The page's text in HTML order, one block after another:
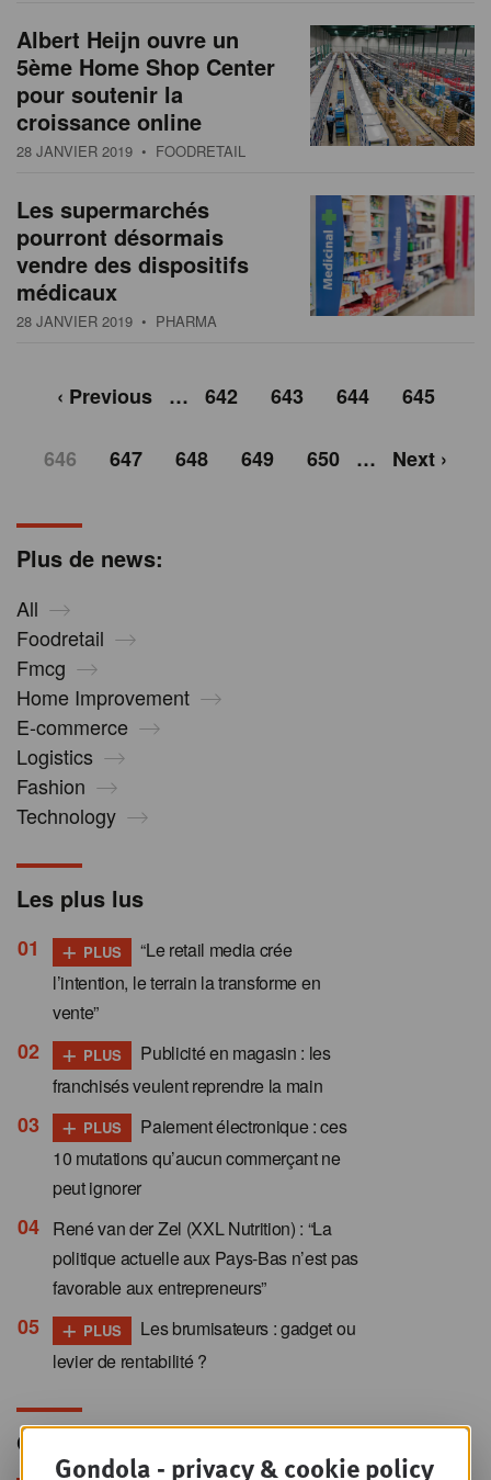
Plus de news:
All
Foodretail
Fmcg
Home Improvement
E-commerce
Logistics
Fashion
Technology
Albert Heijn ouvre un
5ème Home Shop Center
pour soutenir la
croissance online
28 JANVIER 2019 • FOODRETAIL
Les supermarchés
pourront désormais
vendre des dispositifs
médicaux
28 JANVIER 2019 • PHARMA
‹ Previous … 642 643 644 645
646 647 648 649 650 … Next ›
Les plus lus
+ PLUS
“Le retail media crée
l’intention, le terrain la transforme en
vente”
+ PLUS
Publicité en magasin : les
franchisés veulent reprendre la main
+ PLUS
Paiement électronique : ces
10 mutations qu’aucun commerçant ne
peut ignorer
René van der Zel (XXL Nutrition) : “La
politique actuelle aux Pays-Bas n’est pas
favorable aux entrepreneurs”
+ PLUS
Les brumisateurs : gadget ou
levier de rentabilité ?
Gondola Newsletter
Gondola - privacy & cookie policy